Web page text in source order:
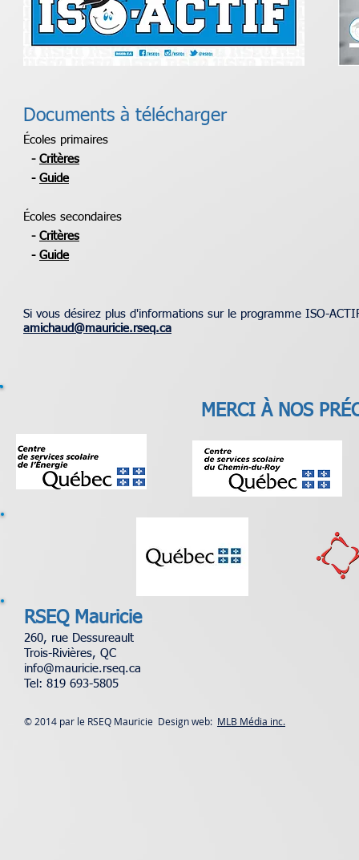
Documents à télécharger
Écoles primaires
- Critères
- Guide
Écoles secondaires
- Critères
- Guide
Si vous désirez plus d'informations sur le programme ISO-
amichaud@mauricie.rseq.ca
RSEQ Mauricie
260, rue Dessureault
Trois-Rivières, QC
info@mauricie.rseq.ca
Tel: 819 693-5805
© 2014 par le RSEQ Mauricie Design web: MLB Média inc.
MERCI À NOS